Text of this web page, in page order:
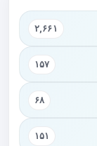
۲,۶۶۱
۱۵۷
۶۸
۱۵۱